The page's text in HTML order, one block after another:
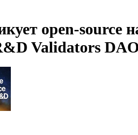
open-source
Validators